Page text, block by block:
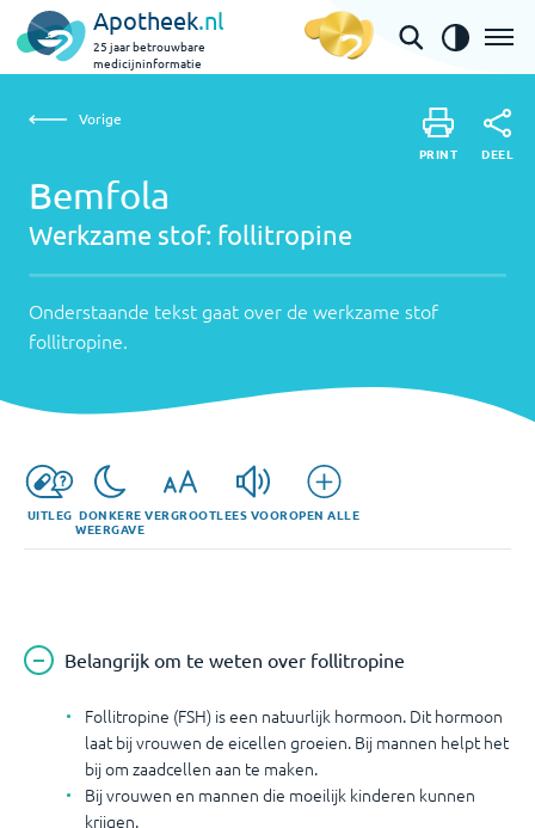
Apotheek.nl
25 jaar betrouwbare
medicijninformatie
Bemfola | follitropine
over
de
werkzame
Vorige
Bemfola
Werkzame stof: follitropine
Onderstaande tekst gaat over de werkzame stof
follitropine.
PRINT DEEL
UITLEG DONKERE
WEERGAVE
VERGROOTLEES VOOROPEN ALLE
Belangrijk om te weten over follitropine
Follitropine (FSH) is een natuurlijk hormoon. Dit hormoon
laat bij vrouwen de eicellen groeien. Bij mannen helpt het
bij om zaadcellen aan te maken.
Bij vrouwen en mannen die moeilijk kinderen kunnen
krijgen.